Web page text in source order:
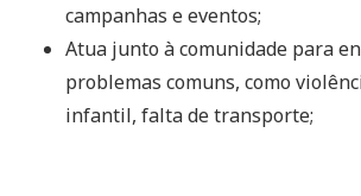
campanhas e eventos;
Atua junto à comunidade para
problemas comuns, como
infantil, falta de transporte;